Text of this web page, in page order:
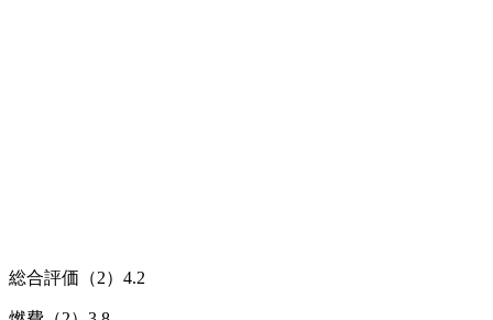
総合評価（2） 4.2